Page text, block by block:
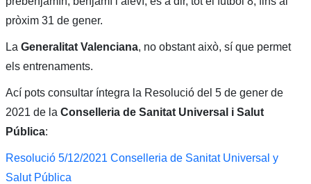
pròxim 31 de gener.
La Generalitat Valenciana, no obstant això, sí que permet
els entrenaments.
Ací pots consultar íntegra la Resolució del 5 de gener de
2021 de la Conselleria de Sanitat Universal i Salut
Pública:
Resolució 5/12/2021 Conselleria de Sanitat Universal y
Salut Pública